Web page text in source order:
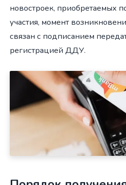
новостроек, приобретаемых
участия, момент
связан с подписанием
регистрацией ДДУ.